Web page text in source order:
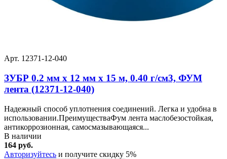
Арт. 12371-12-040
ЗУБР 0.2 мм х 12 мм х 15 м, 0.40 г/см3, ФУМ
лента (12371-12-040)
Надежный способ уплотнения соединений. Легка и удобна в
использовании.ПреимуществаФум лента маслобезостойкая,
антикоррозионная, самосмазывающаяся...
В наличии
164 руб.
Авторизуйтесь и получите скидку 5%